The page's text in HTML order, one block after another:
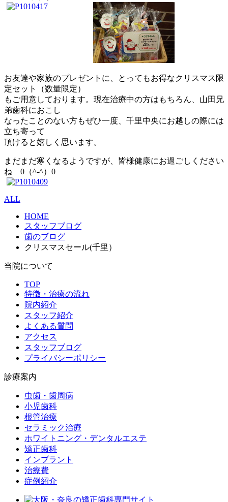
お友達や家族のプレゼントに、とってもお得なクリスマス限
定セット（数量限定）
もご用意しております。現在治療中の方はもちろん、山田兄
弟歯科におこし
なったことのない方もぜひ一度、千里中央にお越しの際には
立ち寄って
頂けると嬉しく思います。
まだまだ寒くなるようですが、皆様健康にお過ごしください
ね 0（^-^）0
ALL
HOME
スタッフブログ
歯のブログ
クリスマスセール(千里）
当院について
TOP
特徴・治療の流れ
院内紹介
スタッフ紹介
よくある質問
アクセス
スタッフブログ
プライバシーポリシー
診療案内
虫歯・歯周病
小児歯科
根管治療
セラミック治療
ホワイトニング・デンタルエステ
矯正歯科
インプラント
治療費
症例紹介